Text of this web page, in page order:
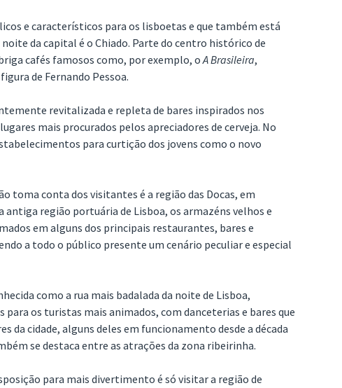
e característicos para os lisboetas e que também está
da capital é o Chiado. Parte do centro histórico de
cafés famosos como, por exemplo, oA Brasileira,
de Fernando Pessoa.
revitalizada e repleta de bares inspirados nos
mais procurados pelos apreciadores de cerveja. No
para curtição dos jovens como o novo
toma conta dos visitantes é a região das Docas, em
antiga região portuária de Lisboa, os armazéns velhos e
em alguns dos principais restaurantes, bares e
a todo o público presente um cenário peculiar e especial
como a rua mais badalada da noite de Lisboa,
para os turistas mais animados, com danceterias e bares que
da cidade, alguns deles em funcionamento desde a década
se destaca entre as atrações da zona ribeirinha.
para mais divertimento é só visitar a região de